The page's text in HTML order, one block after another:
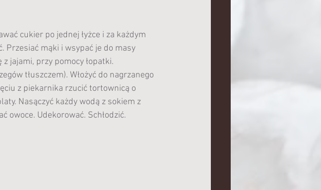
cukier po jednej łyżce i za każdym
Przesiać mąki i wsypać je do masy
jajami, przy pomocy łopatki.
tłuszczem). Włożyć do nagrzanego
z piekarnika rzucić tortownicą o
Nasączyć każdy wodą z sokiem z
owoce. Udekorować. Schłodzić.